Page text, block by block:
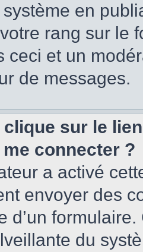
en
rang sur le
ceci et un
de messages.
sur le
connecter ?
a activé
envoyer des
d’un
du